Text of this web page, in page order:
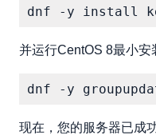
并运行CentOS 8最小安
现在，您的服务器已成